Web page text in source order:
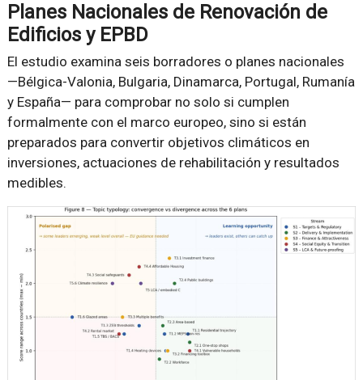
Planes Nacionales de Renovación de
Edificios y EPBD
El estudio examina seis borradores o planes nacionales
—Bélgica-Valonia, Bulgaria, Dinamarca, Portugal, Rumanía
y España— para comprobar no solo si cumplen
formalmente con el marco europeo, sino si están
preparados para convertir objetivos climáticos en
inversiones, actuaciones de rehabilitación y resultados
medibles.